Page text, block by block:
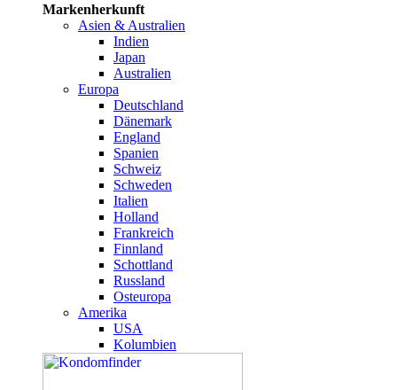
Markenherkunft
Asien & Australien
Indien
Japan
Australien
Europa
Deutschland
Dänemark
England
Spanien
Schweiz
Schweden
Italien
Holland
Frankreich
Finnland
Schottland
Russland
Osteuropa
Amerika
USA
Kolumbien